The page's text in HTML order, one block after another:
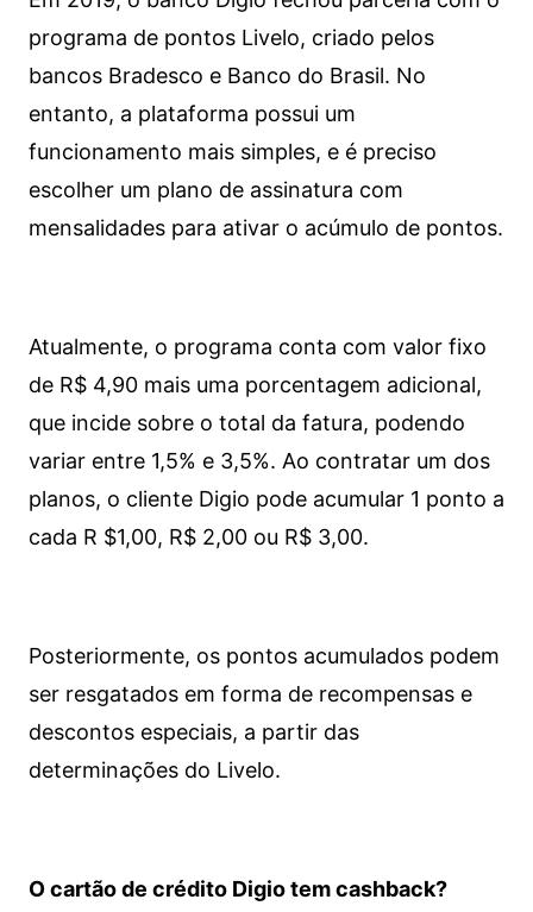
programa de pontos Livelo, criado pelos
bancos Bradesco e Banco do Brasil. No
entanto, a plataforma possui um
funcionamento mais simples, e é preciso
escolher um plano de assinatura com
mensalidades para ativar o acúmulo de pontos.
Atualmente, o programa conta com valor fixo
de R$ 4,90 mais uma porcentagem adicional,
que incide sobre o total da fatura, podendo
variar entre 1,5% e 3,5%. Ao contratar um dos
planos, o cliente Digio pode acumular 1 ponto a
cada R $1,00, R$ 2,00 ou R$ 3,00.
Posteriormente, os pontos acumulados podem
ser resgatados em forma de recompensas e
descontos especiais, a partir das
determinações do Livelo.
O cartão de crédito Digio tem cashback?